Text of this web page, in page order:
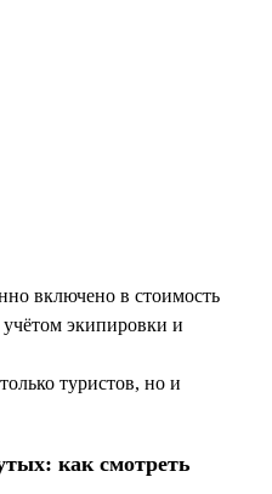
включено в стоимость
экипировки и
туристов, но и
как смотреть